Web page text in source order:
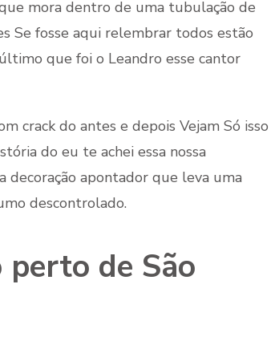
mora dentro de uma tubulação de
Se fosse aqui relembrar todos estão
que foi o Leandro esse cantor
crack do antes e depois Vejam Só isso
do eu te achei essa nossa
decoração apontador que leva uma
descontrolado.
perto de São